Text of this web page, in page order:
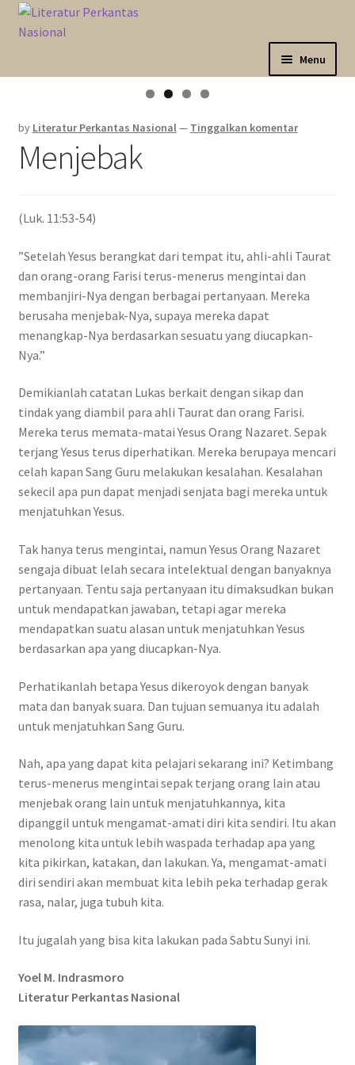
Skip
to
Langsung
ke
Menu
Sahabat Anda Bertumbuh
Kategori
Marketplace
Katalog
by Literatur Perkantas Nasional— Tinggalkan komentar
Menjebak
(Luk. 11:53-54)
”Setelah Yesus berangkat dari tempat itu, ahli-ahli Taurat
dan orang-orang Farisi terus-menerus mengintai dan
membanjiri-Nya dengan berbagai pertanyaan. Mereka
berusaha menjebak-Nya, supaya mereka dapat
menangkap-Nya berdasarkan sesuatu yang diucapkan-
Nya.”
Demikianlah catatan Lukas berkait dengan sikap dan
tindak yang diambil para ahli Taurat dan orang Farisi.
Mereka terus memata-matai Yesus Orang Nazaret. Sepak
terjang Yesus terus diperhatikan. Mereka berupaya mencari
celah kapan Sang Guru melakukan kesalahan. Kesalahan
sekecil apa pun dapat menjadi senjata bagi mereka untuk
menjatuhkan Yesus.
Tak hanya terus mengintai, namun Yesus Orang Nazaret
sengaja dibuat lelah secara intelektual dengan banyaknya
pertanyaan. Tentu saja pertanyaan itu dimaksudkan bukan
untuk mendapatkan jawaban, tetapi agar mereka
mendapatkan suatu alasan untuk menjatuhkan Yesus
berdasarkan apa yang diucapkan-Nya.
Perhatikanlah betapa Yesus dikeroyok dengan banyak
mata dan banyak suara. Dan tujuan semuanya itu adalah
untuk menjatuhkan Sang Guru.
Nah, apa yang dapat kita pelajari sekarang ini? Ketimbang
terus-menerus mengintai sepak terjang orang lain atau
menjebak orang lain untuk menjatuhkannya, kita
dipanggil untuk mengamat-amati diri kita sendiri. Itu akan
menolong kita untuk lebih waspada terhadap apa yang
kita pikirkan, katakan, dan lakukan. Ya, mengamat-amati
diri sendiri akan membuat kita lebih peka terhadap gerak
rasa, nalar, juga tubuh kita.
Itu jugalah yang bisa kita lakukan pada Sabtu Sunyi ini.
Yoel M. Indrasmoro
Literatur Perkantas Nasional